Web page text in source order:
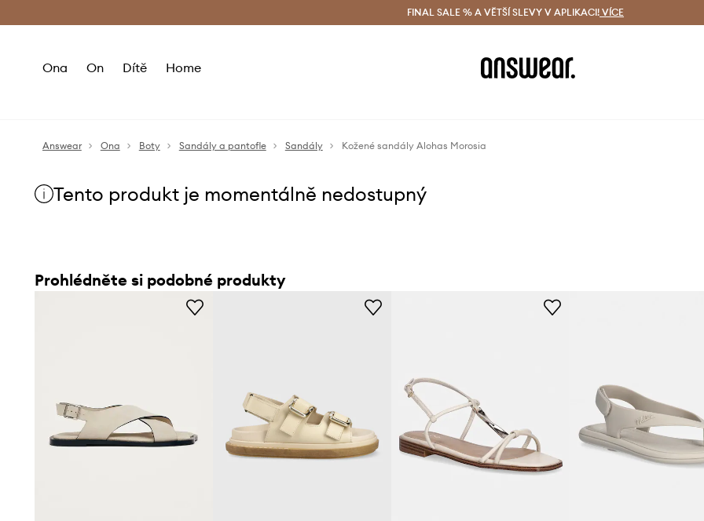
Doručení a vrácení zdarma (od 1800 Kč) Doručení i do 24 h
FINAL SALE % A VĚTŠÍ SLEVY V APLIKACI! VÍCE
Ona On Dítě Home
Answear Ona Boty Sandály a pantofle Sandály Kožené sandály Alohas Morosia
Tento produkt je momentálně nedostupný
Prohlédněte si podobné produkty